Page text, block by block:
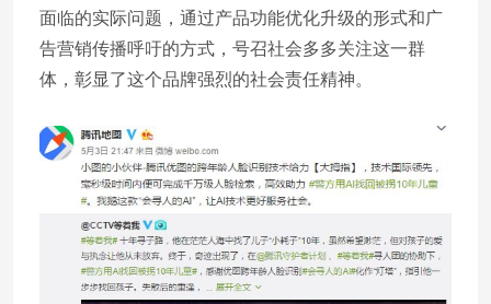
面临的实际问题，通过产品功能优化升级的形式和广
告营销传播呼吁的方式，号召社会多多关注这一群
体，彰显了这个品牌强烈的社会责任精神。